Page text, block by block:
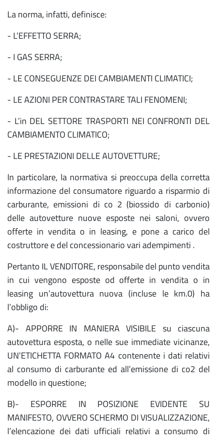
La norma, infatti, definisce:
- L’EFFETTO SERRA;
- I GAS SERRA;
- LE CONSEGUENZE DEI CAMBIAMENTI CLIMATICI;
- LE AZIONI PER CONTRASTARE TALI FENOMENI;
- L’in DEL SETTORE TRASPORTI NEI CONFRONTI DEL
CAMBIAMENTO CLIMATICO;
- LE PRESTAZIONI DELLE AUTOVETTURE;
In particolare, la normativa si preoccupa della corretta
informazione del consumatore riguardo a risparmio di
carburante, emissioni di co 2 (biossido di carbonio)
delle autovetture nuove esposte nei saloni, ovvero
offerte in vendita o in leasing, e pone a carico del
costruttore e del concessionario vari adempimenti .
Pertanto IL VENDITORE, responsabile del punto vendita
in cui vengono esposte od offerte in vendita o in
leasing un’autovettura nuova (incluse le km.0) ha
l’obbligo di:
A)- APPORRE IN MANIERA VISIBILE su ciascuna
autovettura esposta, o nelle sue immediate vicinanze,
UN’ETICHETTA FORMATO A4 contenente i dati relativi
al consumo di carburante ed all’emissione di co2 del
modello in questione;
B)- ESPORRE IN POSIZIONE EVIDENTE SU
MANIFESTO, OVVERO SCHERMO DI VISUALIZZAZIONE,
l’elencazione dei dati ufficiali relativi a consumo di